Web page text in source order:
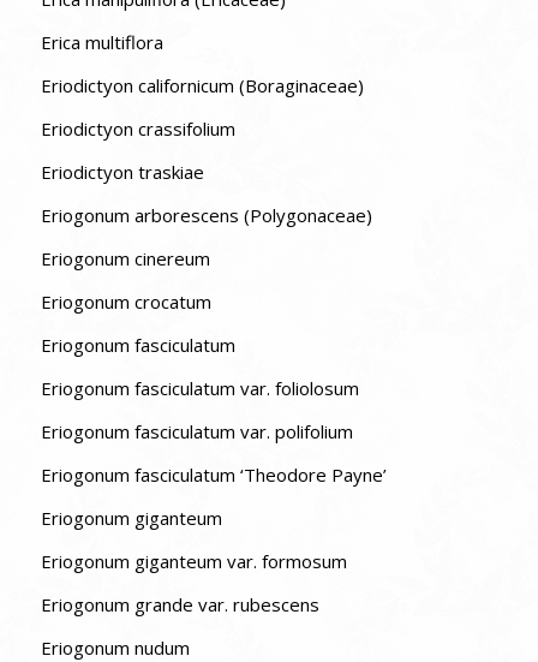
Erica multiflora
Eriodictyon californicum (Boraginaceae)
Eriodictyon crassifolium
Eriodictyon traskiae
Eriogonum arborescens (Polygonaceae)
Eriogonum cinereum
Eriogonum crocatum
Eriogonum fasciculatum
Eriogonum fasciculatum var. foliolosum
Eriogonum fasciculatum var. polifolium
Eriogonum fasciculatum ‘Theodore Payne’
Eriogonum giganteum
Eriogonum giganteum var. formosum
Eriogonum grande var. rubescens
Eriogonum nudum